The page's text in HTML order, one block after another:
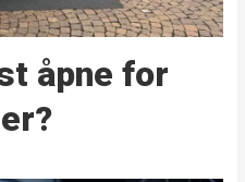
åpne for